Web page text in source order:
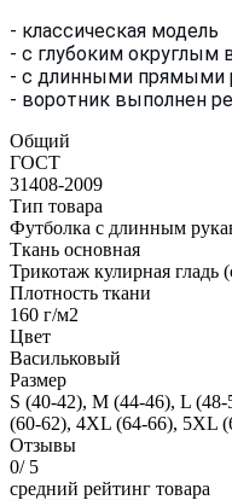
- классическая модель
- с глубоким округлым
- с длинными прямыми
- воротник выполнен
Общий
ГОСТ
31408-2009
Тип товара
Футболка с длинным
Ткань основная
Трикотаж кулирная гладь
Плотность ткани
160 г/м2
Цвет
Васильковый
Размер
S (40-42), M (44-46), L
(60-62), 4XL (64-66), 5XL
Отзывы
0/ 5
средний рейтинг товара